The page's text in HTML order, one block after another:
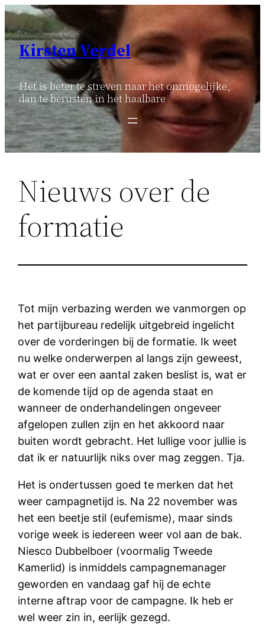
Ga
naar
inhoud
Kirsten Verdel
Het is beter te streven naar het onmogelijke,
dan te berusten in het haalbare
Nieuws over de
formatie
Tot mijn verbazing werden we vanmorgen op
het partijbureau redelijk uitgebreid ingelicht
over de vorderingen bij de formatie. Ik weet
nu welke onderwerpen al langs zijn geweest,
wat er over een aantal zaken beslist is, wat er
de komende tijd op de agenda staat en
wanneer de onderhandelingen ongeveer
afgelopen zullen zijn en het akkoord naar
buiten wordt gebracht. Het lullige voor jullie is
dat ik er natuurlijk niks over mag zeggen. Tja.
Het is ondertussen goed te merken dat het
weer campagnetijd is. Na 22 november was
het een beetje stil (eufemisme), maar sinds
vorige week is iedereen weer vol aan de bak.
Niesco Dubbelboer (voormalig Tweede
Kamerlid) is inmiddels campagnemanager
geworden en vandaag gaf hij de echte
interne aftrap voor de campagne. Ik heb er
wel weer zin in, eerlijk gezegd.